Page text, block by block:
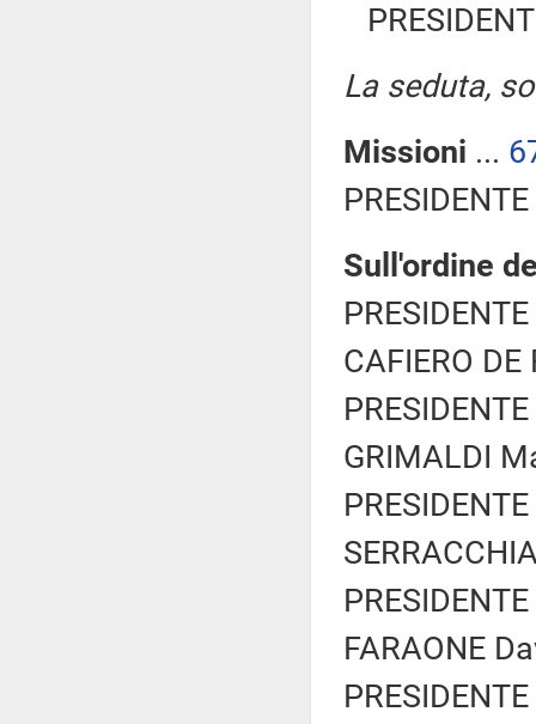
La seduta,
Missioni ...
Sull'ordine
CAFIERO
GRIMALDI
FARAONE